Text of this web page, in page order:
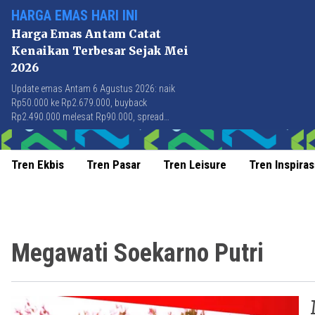
HARGA EMAS HARI INI
Harga Emas Antam Catat
Kenaikan Terbesar Sejak Mei
2026
Update emas Antam 6 Agustus 2026: naik
Rp50.000 ke Rp2.679.000, buyback
Rp2.490.000 melesat Rp90.000, spread
Rp189.000 tersempit sejak awal April 2026.
Tren Ekbis Tren Pasar Tren Leisure Tren
Megawati Soekarno Putri